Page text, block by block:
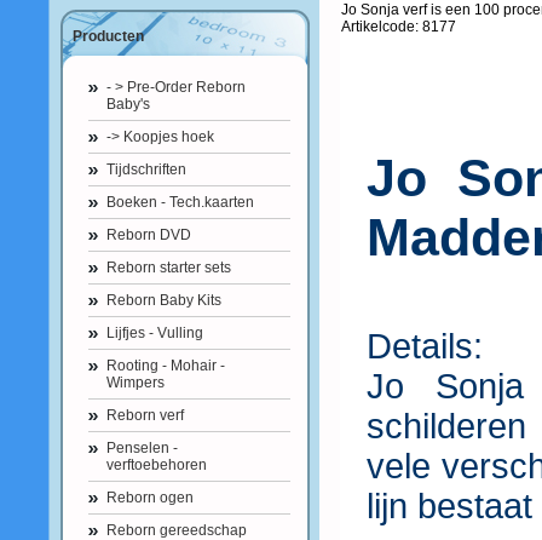
Producten
- > Pre-Order Reborn
Baby's
-> Koopjes hoek
Tijdschriften
Boeken - Tech.kaarten
Reborn DVD
Reborn starter sets
Reborn Baby Kits
Lijfjes - Vulling
Rooting - Mohair -
Wimpers
Reborn verf
Penselen -
verftoebehoren
Reborn ogen
Reborn gereedschap
Jo Sonja verf is een 100
Artikelcode: 8177
Jo
Details:
Jo
vele
lijn